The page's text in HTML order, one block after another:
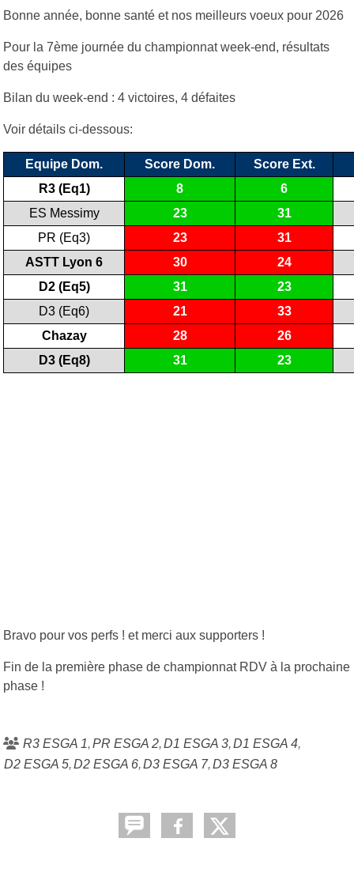
Bonne année, bonne santé et nos meilleurs voeux pour 2026
Pour la 7ème journée du championnat week-end, résultats
des équipes
Bilan du week-end : 4 victoires, 4 défaites
Voir détails ci-dessous:
Equipe Dom. Score Dom.
Score Ext.
R3 (Eq1)
8
6
ES Messimy
23
31
PR (Eq3)
23
31
ASTT Lyon 6
30
24
D2 (Eq5)
31
23
D3 (Eq6)
21
33
Chazay
28
26
D3 (Eq8)
31 23
Bravo pour vos perfs ! et merci aux supporters !
Fin de la première phase de championnat RDV à la prochaine
phase !
R3 ESGA 1 PR ESGA 2 D1 ESGA 3 D1 ESGA 4
D2 ESGA 5 D2 ESGA 6 D3 ESGA 7 D3 ESGA 8